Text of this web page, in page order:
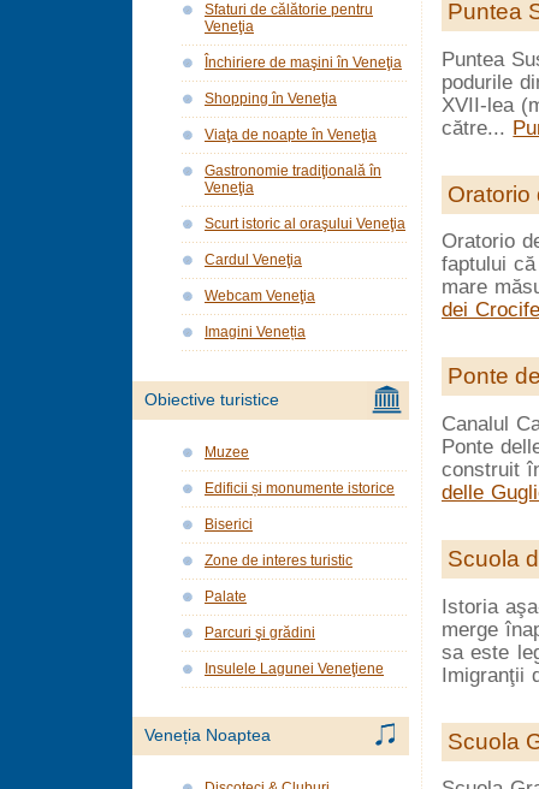
Puntea
Puntea
podurile
XVII-lea
către...
Oratorio
Oratorio
faptului
mare
dei
Ponte
Canalul
Ponte
construit
delle
Scuola
Istoria
merge
sa este
Imigranţii
Scuola
Sfaturi de călătorie pentru
Veneţia
Închiriere de maşini în Veneţia
Shopping în Veneţia
Viaţa de noapte în Veneţia
Gastronomie tradiţională în
Veneţia
Scurt istoric al oraşului Veneţia
Cardul Veneţia
Webcam Veneţia
Imagini Veneția
Obiective turistice
Muzee
Edificii și monumente istorice
Biserici
Zone de interes turistic
Palate
Parcuri şi grădini
Insulele Lagunei Veneţiene
Veneția Noaptea